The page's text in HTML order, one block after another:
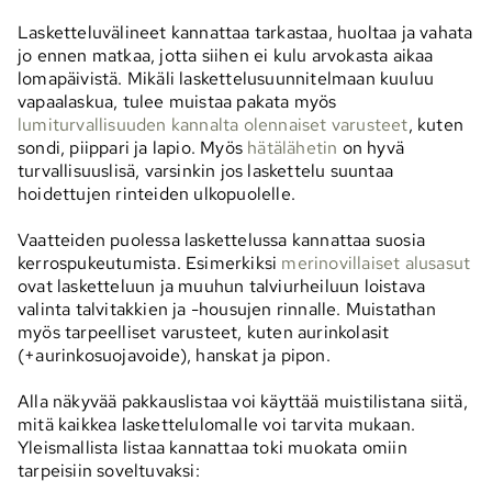
Lasketteluvälineet kannattaa tarkastaa, huoltaa ja vahata
jo ennen matkaa, jotta siihen ei kulu arvokasta aikaa
lomapäivistä. Mikäli laskettelusuunnitelmaan kuuluu
vapaalaskua, tulee muistaa pakata myös
lumiturvallisuuden kannalta olennaiset varusteet, kuten
sondi, piippari ja lapio. Myös hätälähetin on hyvä
turvallisuuslisä, varsinkin jos laskettelu suuntaa
hoidettujen rinteiden ulkopuolelle.
Vaatteiden puolessa laskettelussa kannattaa suosia
kerrospukeutumista. Esimerkiksi merinovillaiset alusasut
ovat lasketteluun ja muuhun talviurheiluun loistava
valinta talvitakkien ja -housujen rinnalle. Muistathan
myös tarpeelliset varusteet, kuten aurinkolasit
(+aurinkosuojavoide), hanskat ja pipon.
Alla näkyvää pakkauslistaa voi käyttää muistilistana siitä,
mitä kaikkea laskettelulomalle voi tarvita mukaan.
Yleismallista listaa kannattaa toki muokata omiin
tarpeisiin soveltuvaksi: